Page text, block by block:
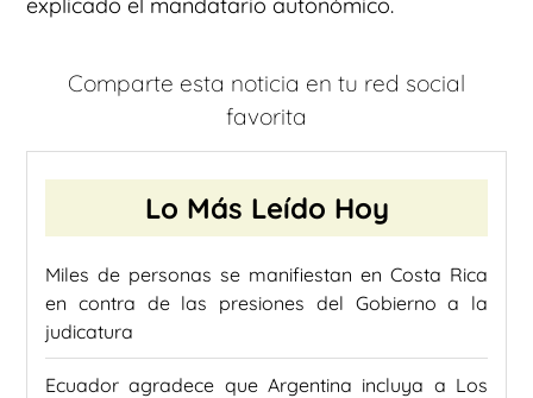
Comparte esta noticia en tu red social
favorita
Lo Más Leído Hoy
Miles de personas se manifiestan en Costa Rica
en contra de las presiones del Gobierno a la
judicatura
Ecuador agradece que Argentina incluya a Los